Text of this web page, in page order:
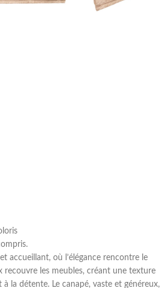
accueillant, où l’élégance rencontre le
les meubles, créant une texture
la détente. Le canapé, vaste et généreux,